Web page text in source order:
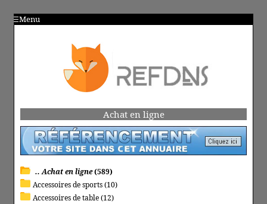
Menu
Achat en ligne
.. Achat en ligne(589)
Accessoires de sports (10)
Accessoires de table (12)